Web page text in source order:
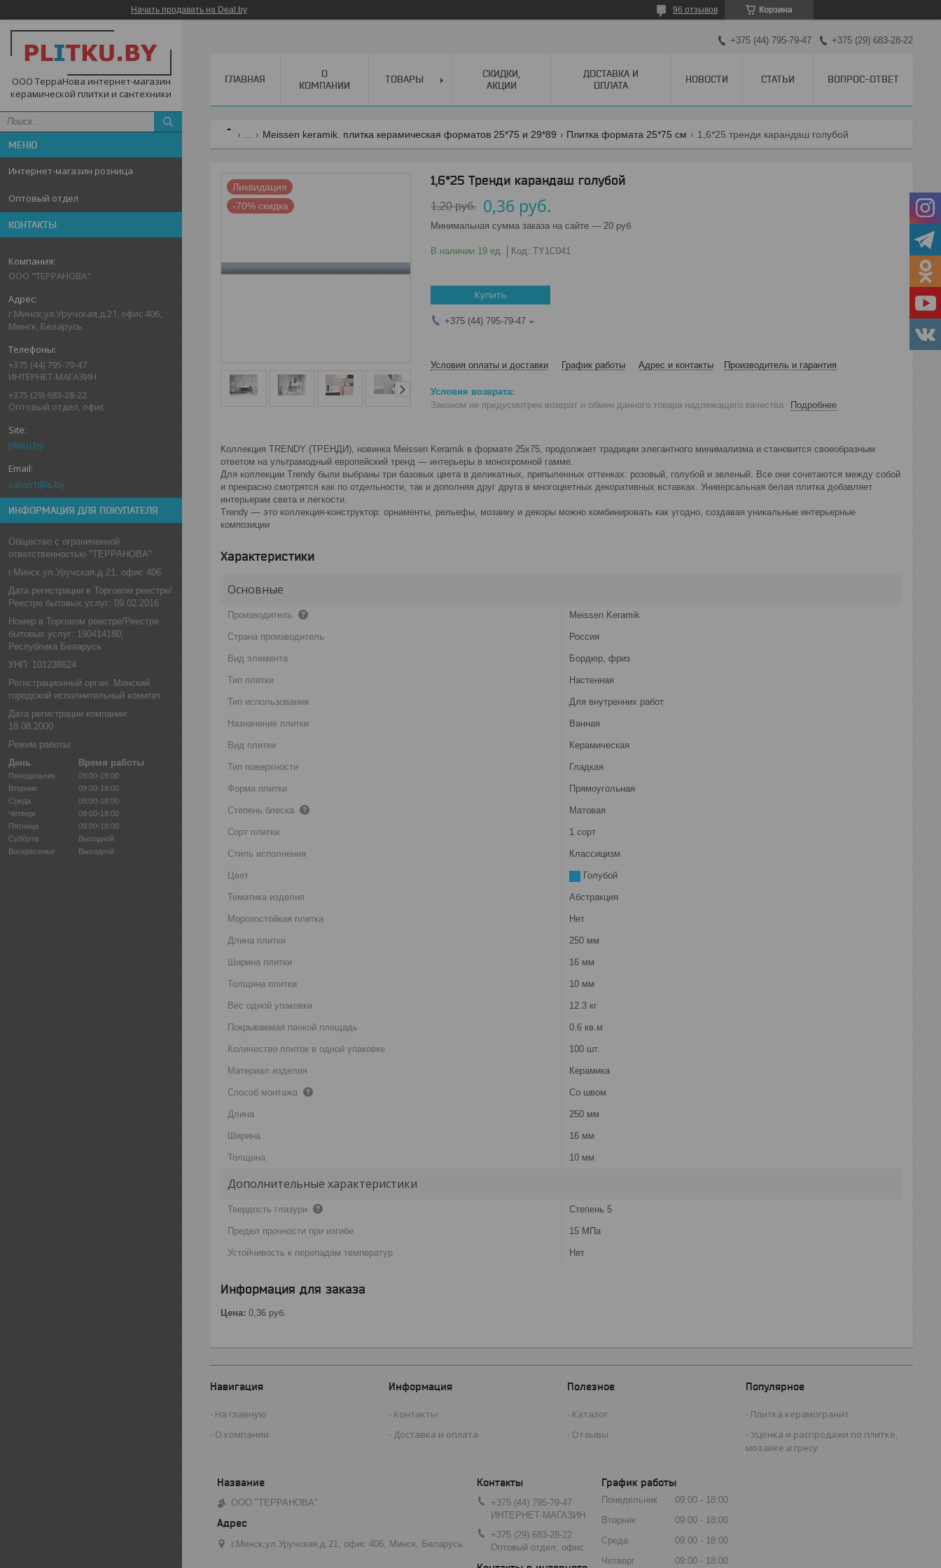
Начать продавать на Deal.by Корзина
96 отзывов
ООО ТерраНова интернет-магазин
керамической плитки и сантехники
Интернет-магазин розница
Оптовый отдел
КОНТАКТЫ
ООО "ТЕРРАНОВА"
г.Минск,ул.Уручская,д.21, офис 406,
Минск, Беларусь
+375 (44) 795-79-47
ИНТЕРНЕТ-МАГАЗИН
+375 (29) 683-28-22
Оптовый отдел, офис
plitku.by
salon1@ls.by
ИНФОРМАЦИЯ ДЛЯ ПОКУПАТЕЛЯ
Общество с ограниченной
ответственностью "ТЕРРАНОВА"
г.Минск,ул.Уручская,д.21, офис 406
Дата регистрации в Торговом реестре/
Реестре бытовых услуг: 09.02.2016
Номер в Торговом реестре/Реестре
бытовых услуг: 190414180,
Республика Беларусь
УНП: 101238624
Регистрационный орган: Минский
городской исполнительный комитет
Дата регистрации компании:
18.08.2000
Режим работы:
День
Время работы
Понедельник
09:00-18:00
Вторник
09:00-18:00
Среда
09:00-18:00
Четверг
09:00-18:00
Пятница
09:00-18:00
Суббота
Выходной
Воскресенье
Выходной
+375 (44) 795-79-47 +375 (29) 683-28-22
ГЛАВНАЯ
О
КОМПАНИИ
ТОВАРЫ
СКИДКИ,
АКЦИИ
ДОСТАВКА И
ОПЛАТА
НОВОСТИ СТАТЬИ ВОПРОС-ОТВЕТ
Meissen keramik. плитка керамическая форматов 25*75 и 29*89 Плитка формата 25*75 см 1,6*25 тренди карандаш голубой
-70%
Ликвидация 1,6*25 Тренди карандаш голубой
1,20руб. 0,36 руб.
Минимальная сумма заказа на сайте — 20 руб
В наличии 19 ед. Код: TY1C041
Купить
+375 (44) 795-79-47
Условия оплаты и доставки График работы Адрес и контакты Производитель и гарантия
Законом не предусмотрен возврат и обмен данного товара надлежащего качества Подробнее
Коллекция TRENDY (ТРЕНДИ), новинка Meissen Keramik в формате 25х75, продолжает традиции элегантного минимализма и становится своеобразным
ответом на ультрамодный европейский тренд — интерьеры в монохромной гамме.
Для коллекции Trendy были выбраны три базовых цвета в деликатных, припыленных оттенках: розовый, голубой и зеленый. Все они сочетаются между собой
и прекрасно смотрятся как по отдельности, так и дополняя друг друга в многоцветных декоративных вставках. Универсальная белая плитка добавляет
интерьерам света и легкости.
Trendy — это коллекция-конструктор: орнаменты, рельефы, мозаику и декоры можно комбинировать как угодно, создавая уникальные интерьерные
композиции
Характеристики
Основные
Производитель Meissen Keramik
Страна производитель Россия
Вид элемента Бордюр, фриз
Тип плитки Настенная
Тип использования Для внутренних работ
Назначение плитки Ванная
Вид плитки Керамическая
Тип поверхности Гладкая
Форма плитки Прямоугольная
Степень блеска Матовая
Сорт плитки 1 сорт
Стиль исполнения Классицизм
Цвет Голубой
Тематика изделия Абстракция
Морозостойкая плитка Нет
Длина плитки 250 мм
Ширина плитки 16 мм
Толщина плитки 10 мм
Вес одной упаковки 12.3 кг
Покрываемая пачкой площадь 0.6 кв.м
Количество плиток в одной упаковке 100 шт.
Материал изделия Керамика
Способ монтажа Со швом
Длина 250 мм
Ширина 16 мм
Толщина 10 мм
Дополнительные характеристики
Твердость глазури Степень 5
Предел прочности при изгибе 15 МПа
Устойчивость к перепадам температур Нет
Информация для заказа
Цена: 0,36 руб.
Навигация
На главную
О компании
Информация
Контакты
Доставка и оплата
Полезное
Каталог
Отзывы
Популярное
Плитка керамогранит
Уценка и распродажи по плитке,
мозаике и гресу
ООО "ТЕРРАНОВА"
г.Минск,ул.Уручская,д.21, офис 406, Минск, Беларусь
+375 (44) 795-79-47
ИНТЕРНЕТ-МАГАЗИН
+375 (29) 683-28-22
Оптовый отдел, офис
График работы
Понедельник 09:00
18:00
Вторник
09:00
18:00
Среда
09:00
18:00
Четверг
09:00 18:00